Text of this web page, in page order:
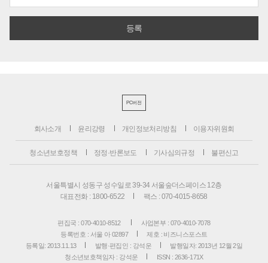
PC버전
회사소개 윤리강령 개인정보처리방침 이용자위원회
청소년보호정책 정정·반론보도 기사심의규정 불편신고
서울특별시 성동구 성수일로 39-34 서울숲더스페이스 12층
대표전화 : 1800-6522
팩스 : 070-4015-8658
편집국 : 070-4010-8512
사업본부 : 070-4010-7078
등록번호 : 서울 아 02897
제호 : 비즈니스포스트
등록일: 2013.11.13
발행·편집인 : 강석운
발행일자: 2013년 12월 2일
청소년보호책임자 : 강석운
ISSN : 2636-171X